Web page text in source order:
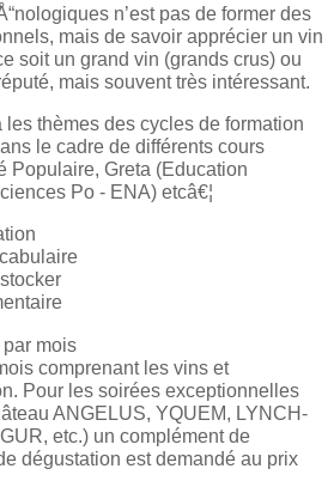
n’est pas de former des
mais de savoir apprécier un vin
soit un grand vin (grands crus) ou
mais souvent très intéressant.
thèmes des cycles de formation
le cadre de différents cours
Populaire, Greta (Education
Po - ENA) etcâ€¦
mois
comprenant les vins et
Pour les soirées exceptionnelles
ANGELUS, YQUEM, LYNCH-
etc.) un complément de
dégustation est demandé au prix